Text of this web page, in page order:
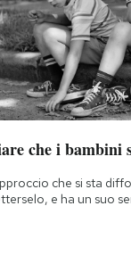
che i bambini
che si sta
e ha un suo